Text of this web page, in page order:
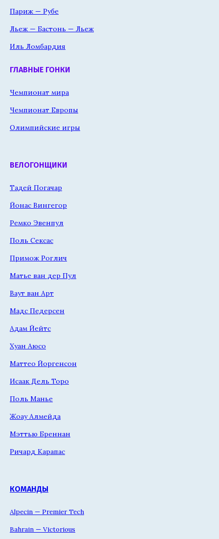
Париж — Рубе
Льеж — Бастонь — Льеж
Иль Ломбардия
ГЛАВНЫЕ ГОНКИ
Чемпионат мира
Чемпионат Европы
Олимпийские игры
ВЕЛОГОНЩИКИ
Тадей Погачар
Йонас Вингегор
Ремко Эвенпул
Поль Сексас
Примож Роглич
Матье ван дер Пул
Ваут ван Арт
Мадс Педерсен
Адам Йейтс
Хуан Аюсо
Маттео Йоргенсон
Исаак Дель Торо
Поль Манье
Жоау Алмейда
Мэттью Бреннан
Ричард Карапас
КОМАНДЫ
Alpecin — Premier Tech
Bahrain — Victorious